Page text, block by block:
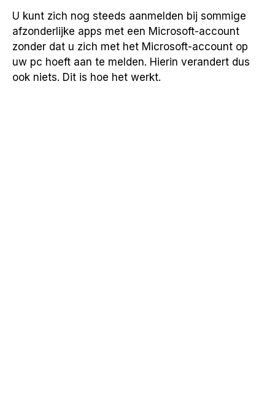
U kunt zich nog steeds aanmelden bij sommige
afzonderlijke apps met een Microsoft-account
zonder dat u zich met het Microsoft-account op
uw pc hoeft aan te melden. Hierin verandert dus
ook niets. Dit is hoe het werkt.